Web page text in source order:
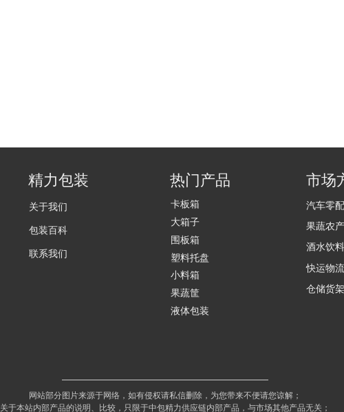
网站部分图片来源于网络，如有侵权请私信删除，为您带来不便请您谅解；
关于本站内部产品的说明、比较，只限于中包精力供应链内部产品，与市场其他产品无关；
精力包装
关于我们
包装百科
联系我们
热门产品
卡板箱
大箱子
围板箱
塑料托盘
小料箱
果蔬筐
液体包装
市场
汽车零
果蔬农
酒水饮料
快运物流
仓储货架